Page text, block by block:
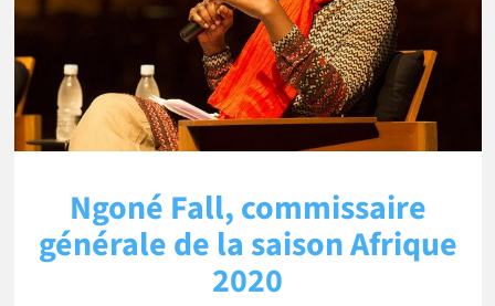
Ngoné Fall, commissaire
générale de la saison Afrique
2020